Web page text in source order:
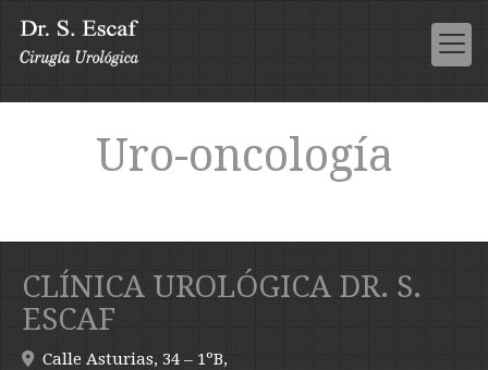
Uro-oncología
CLÍNICA UROLÓGICA DR. S.
ESCAF
Calle Asturias, 34 – 1ºB,